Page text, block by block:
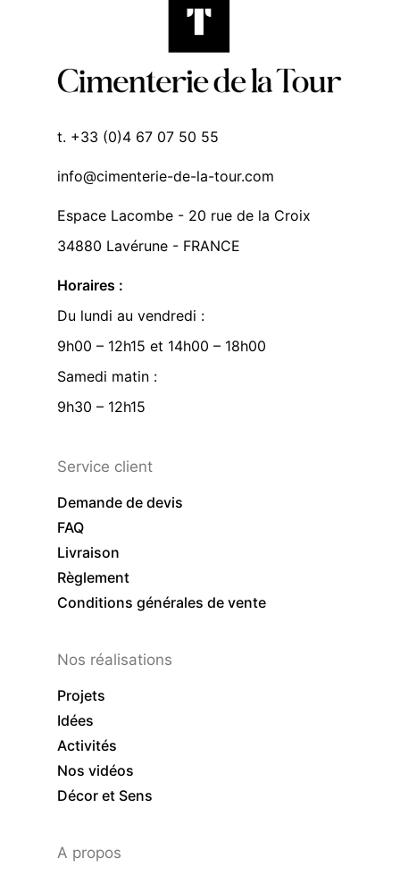
t. +33 (0)4 67 07 50 55
info@cimenterie-de-la-tour.com
Espace Lacombe - 20 rue de la Croix
34880 Lavérune - FRANCE
Horaires :
Du lundi au vendredi :
9h00 – 12h15 et 14h00 – 18h00
Samedi matin :
9h30 – 12h15
Service client
Demande de devis
FAQ
Livraison
Règlement
Conditions générales de vente
Nos réalisations
Projets
Idées
Activités
Nos vidéos
Décor et Sens
A propos